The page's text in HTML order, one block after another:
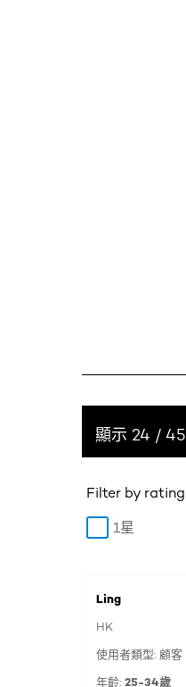
顯示 24 / 45
Filter by rating
1星
Ling
HK
使用者類型: 顧客
年齡: 25-34歲